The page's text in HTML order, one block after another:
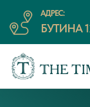
АДРЕС:
БУТИНА